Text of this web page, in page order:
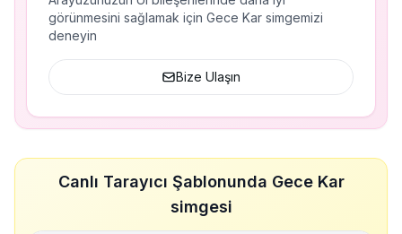
görünmesini sağlamak için Gece Kar simgemizi
deneyin
Bize Ulaşın
Canlı Tarayıcı Şablonunda Gece Kar
simgesi